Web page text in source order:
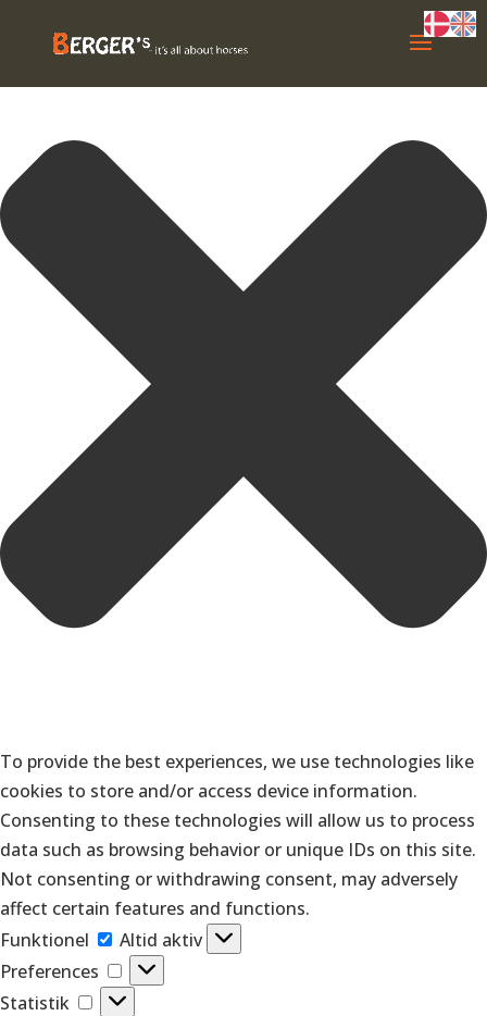
To provide the best experiences, we use technologies like
cookies to store and/or access device information.
Consenting to these technologies will allow us to process
data such as browsing behavior or unique IDs on this site.
Not consenting or withdrawing consent, may adversely
affect certain features and functions.
Funktionel
Funktionel
Altid aktiv
Preferences
Preferences
Statistik
Statistik